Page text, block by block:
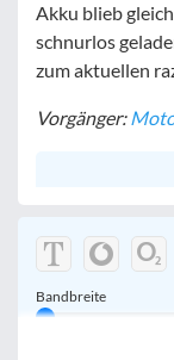
Akku blieb
schnurlos
zum aktuellen
Vorgänger:
Bandbreite